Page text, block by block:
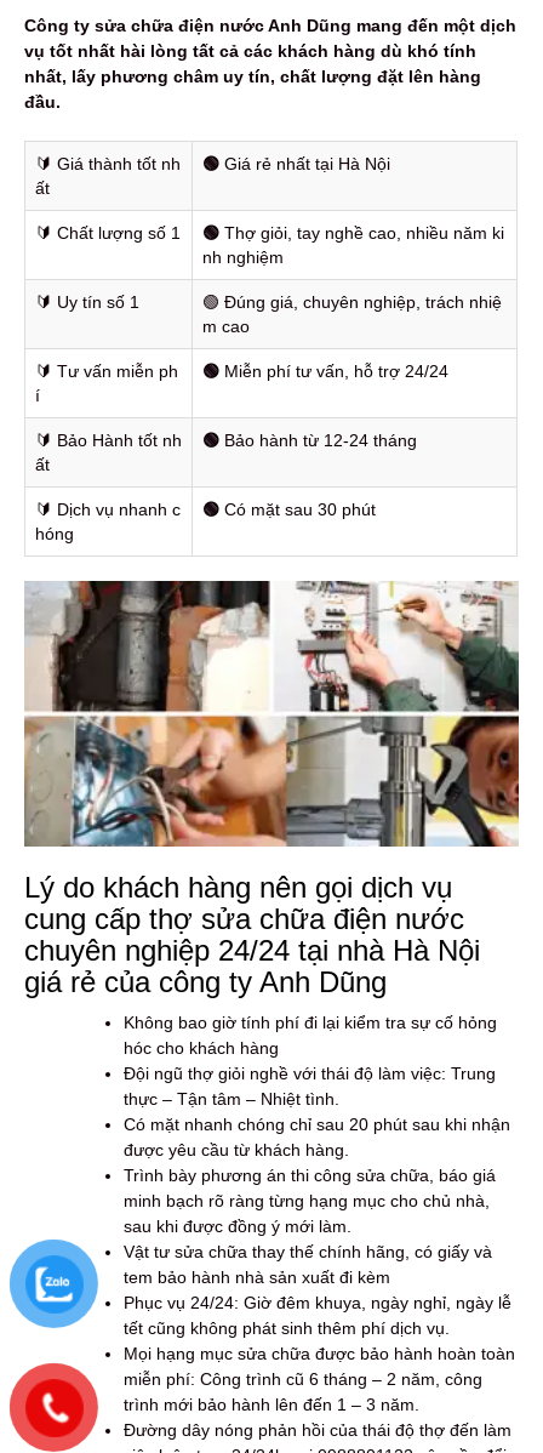
Công ty sửa chữa điện nước Anh Dũng mang đến một dịch
vụ tốt nhất hài lòng tất cả các khách hàng dù khó tính
nhất, lấy phương châm uy tín, chất lượng đặt lên hàng
đầu.
🔰️ Giá thành tốt nh
ất
🟢 Giá rẻ nhất tại Hà Nội
🔰️ Chất lượng số 1 🟢 Thợ giỏi, tay nghề cao, nhiều năm ki
nh nghiệm
🔰️ Uy tín số 1
🟢 Đúng giá, chuyên nghiệp, trách nhiệ
m cao
🔰️ Tư vấn miễn ph
í
🟢 Miễn phí tư vấn, hỗ trợ 24/24
🔰️ Bảo Hành tốt nh
ất
🟢 Bảo hành từ 12-24 tháng
🔰️ Dịch vụ nhanh c
hóng
🟢 Có mặt sau 30 phút
Lý do khách hàng nên gọi dịch vụ
cung cấp thợ sửa chữa điện nước
chuyên nghiệp 24/24 tại nhà Hà Nội
giá rẻ của công ty Anh Dũng
Không bao giờ tính phí đi lại kiểm tra sự cố hỏng
hóc cho khách hàng
Đội ngũ thợ giỏi nghề với thái độ làm việc: Trung
thực – Tận tâm – Nhiệt tình.
Có mặt nhanh chóng chỉ sau 20 phút sau khi nhận
được yêu cầu từ khách hàng.
Trình bày phương án thi công sửa chữa, báo giá
minh bạch rõ ràng từng hạng mục cho chủ nhà,
sau khi được đồng ý mới làm.
Vật tư sửa chữa thay thế chính hãng, có giấy và
tem bảo hành nhà sản xuất đi kèm
Phục vụ 24/24: Giờ đêm khuya, ngày nghỉ, ngày lễ
tết cũng không phát sinh thêm phí dịch vụ.
Mọi hạng mục sửa chữa được bảo hành hoàn toàn
miễn phí: Công trình cũ 6 tháng – 2 năm, công
trình mới bảo hành lên đến 1 – 3 năm.
Đường dây nóng phản hồi của thái độ thợ đến làm